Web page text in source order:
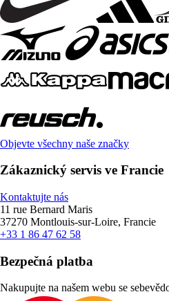
Objevte všechny naše značky
Zákaznický servis ve Francie
Kontaktujte nás
11 rue Bernard Maris
37270 Montlouis-sur-Loire, Francie
+33 1 86 47 62 58
Bezpečná platba
Nakupujte na našem webu se